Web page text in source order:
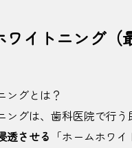
ワイトニング
ングとは？
ングは、歯科医院で行
透させる 「ホームホワ